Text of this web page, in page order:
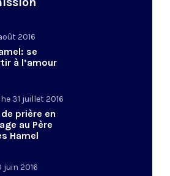
2016
se
à l’amour
31 juillet 2016
prière en
au Père
Hamel
juin 2016